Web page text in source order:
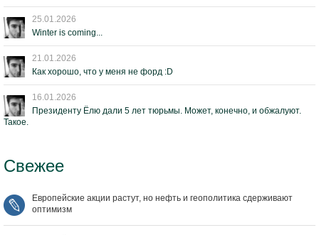
25.01.2026
Winter is coming...
21.01.2026
Как хорошо, что у меня не форд :D
16.01.2026
Президенту Ёлю дали 5 лет тюрьмы. Может, конечно, и обжалуют.
Такое.
Свежее
Европейские акции растут, но нефть и геополитика сдерживают
оптимизм